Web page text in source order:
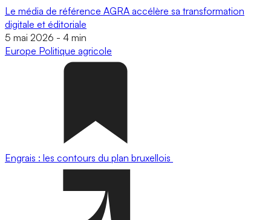
Le média de référence AGRA accélère sa transformation
digitale et éditoriale
5 mai 2026 - 4 min
Europe Politique agricole
Engrais : les contours du plan bruxellois